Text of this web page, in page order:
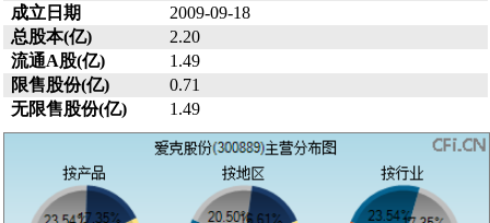
成立日期
2009-09-18
总股本(亿)
2.20
流通A股(亿)
1.49
限售股份(亿)
0.71
无限售股份(亿)
1.49